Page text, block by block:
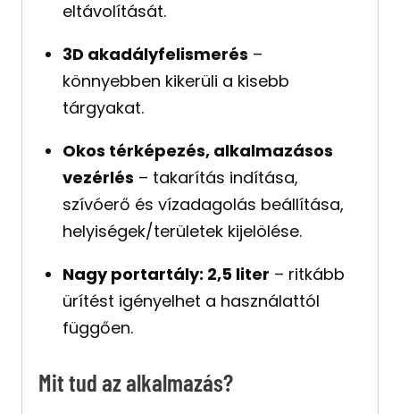
eltávolítását.
3D akadályfelismerés –
könnyebben kikerüli a kisebb
tárgyakat.
Okos térképezés, alkalmazásos
vezérlés – takarítás indítása,
szívóerő és vízadagolás beállítása,
helyiségek/területek kijelölése.
Nagy portartály: 2,5 liter – ritkább
ürítést igényelhet a használattól
függően.
Mit tud az alkalmazás?